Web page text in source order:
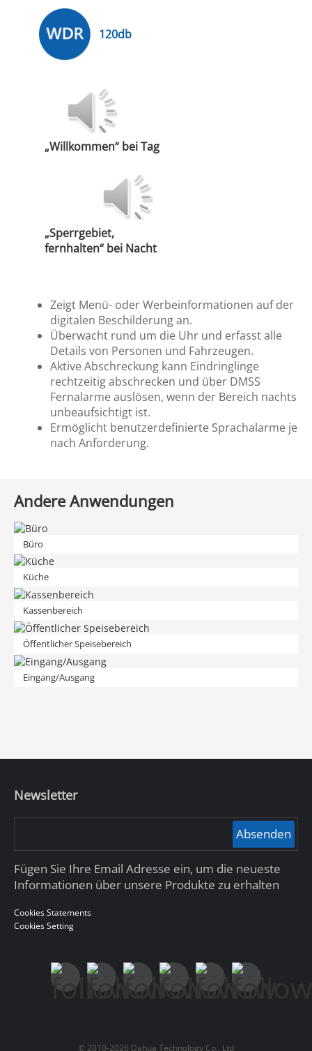
120db
„Willkommen“ bei Tag
„Sperrgebiet,
fernhalten“ bei Nacht
Zeigt Menü- oder Werbeinformationen auf der
digitalen Beschilderung an.
Überwacht rund um die Uhr und erfasst alle
Details von Personen und Fahrzeugen.
Aktive Abschreckung kann Eindringlinge
rechtzeitig abschrecken und über DMSS
Fernalarme auslösen, wenn der Bereich nachts
unbeaufsichtigt ist.
Ermöglicht benutzerdefinierte Sprachalarme je
nach Anforderung.
Andere Anwendungen
Büro
Küche
Kassenbereich
Öffentlicher Speisebereich
Eingang/Ausgang
Newsletter
Absenden
Fügen Sie Ihre Email Adresse ein, um die neueste
Informationen über unsere Produkte zu erhalten
Cookies Statements
Cookies Setting
© 2010-2026 Dahua Technology Co., Ltd